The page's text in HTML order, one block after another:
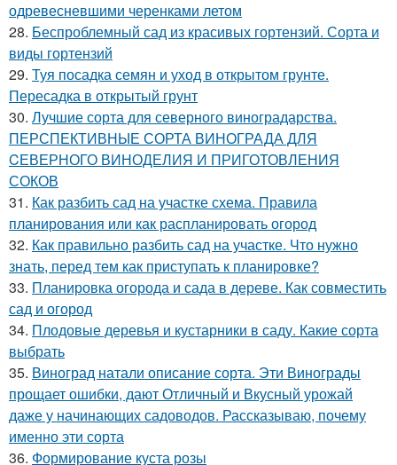
одревесневшими черенками летом
28. Беспроблемный сад из красивых гортензий. Сорта и
виды гортензий
29. Туя посадка семян и уход в открытом грунте.
Пересадка в открытый грунт
30. Лучшие сорта для северного виноградарства.
ПЕРСПЕКТИВНЫЕ СОРТА ВИНОГРАДА ДЛЯ
CЕВЕРНОГО ВИНОДЕЛИЯ И ПРИГОТОВЛЕНИЯ
СОКОВ
31. Как разбить сад на участке схема. Правила
планирования или как распланировать огород
32. Как правильно разбить сад на участке. Что нужно
знать, перед тем как приступать к планировке?
33. Планировка огорода и сада в дереве. Как совместить
сад и огород
34. Плодовые деревья и кустарники в саду. Какие сорта
выбрать
35. Виноград натали описание сорта. Эти Винограды
прощает ошибки, дают Отличный и Вкусный урожай
даже у начинающих садоводов. Рассказываю, почему
именно эти сорта
36. Формирование куста розы